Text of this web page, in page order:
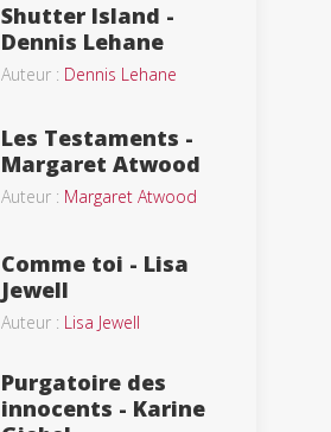
Shutter Island -
Dennis Lehane
Auteur : Dennis Lehane
Les Testaments -
Margaret Atwood
Auteur : Margaret Atwood
Comme toi - Lisa
Jewell
Auteur : Lisa Jewell
Purgatoire des
innocents - Karine